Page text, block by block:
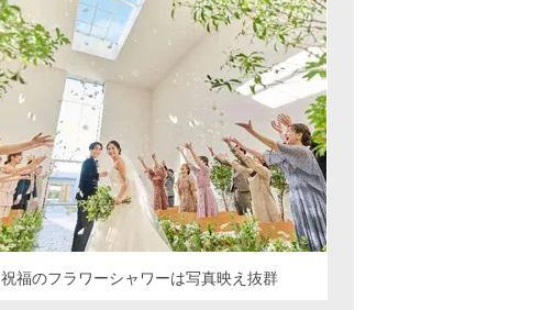
祝福のフラワーシャワーは写真映え抜群